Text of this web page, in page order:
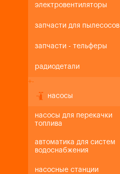
электровентиляторы
запчасти для пылесосов
запчасти - тельферы
радиодетали
+-
насосы
насосы для перекачки
топлива
автоматика для систем
водоснабжения
насосные станции